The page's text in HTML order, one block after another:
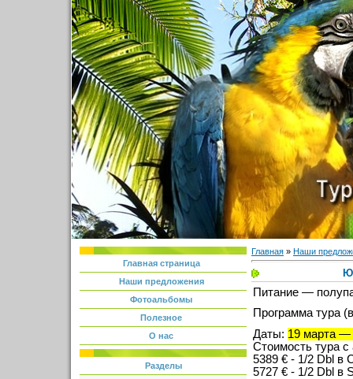
Главная страница
Наши предложения
Фотоальбомы
Полезное
О нас
Разделы
Главная » Наши
Питание —
Программа тура
Даты: 19 марта —
Стоимость тура
5389 € - 1/2 Dbl в
5727 € - 1/2 Dbl в